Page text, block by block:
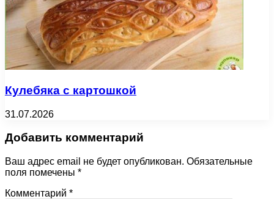
Кулебяка с картошкой
31.07.2026
Добавить комментарий
Ваш адрес email не будет опубликован. Обязательные
поля помечены *
Комментарий *